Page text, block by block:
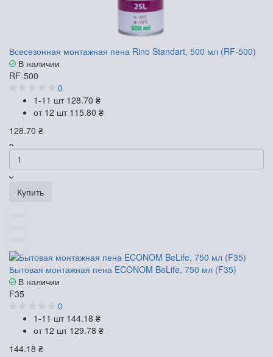
Всесезонная монтажная пена Rino Standart, 500 мл (RF-500)
В наличии
RF-500
0
1-11 шт 128.70 ₴
от 12 шт 115.80 ₴
128.70 ₴
Купить
Бытовая монтажная пена ECONOM BeLife, 750 мл (F35)
В наличии
F35
0
1-11 шт 144.18 ₴
от 12 шт 129.78 ₴
144.18 ₴